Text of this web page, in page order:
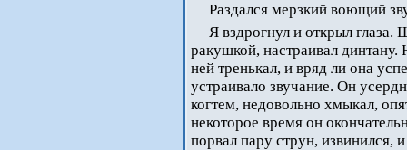
Раздался мерзкий воющий
Я вздрогнул и открыл
ракушкой, настраивал
ней тренькал, и вряд ли она
устраивало звучание. Он
когтем, недовольно хмыкал,
некоторое время он
порвал пару струн, извинился,